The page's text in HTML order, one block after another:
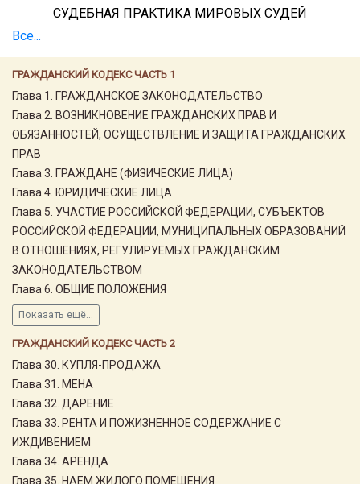
ГРАЖДАНСКИЙ КОДЕКС ЧАСТЬ 1
Глава 1. ГРАЖДАНСКОЕ ЗАКОНОДАТЕЛЬСТВО
Глава 2. ВОЗНИКНОВЕНИЕ ГРАЖДАНСКИХ ПРАВ И
ОБЯЗАННОСТЕЙ, ОСУЩЕСТВЛЕНИЕ И ЗАЩИТА ГРАЖДАНСКИХ
ПРАВ
Глава 3. ГРАЖДАНЕ (ФИЗИЧЕСКИЕ ЛИЦА)
Глава 4. ЮРИДИЧЕСКИЕ ЛИЦА
Глава 5. УЧАСТИЕ РОССИЙСКОЙ ФЕДЕРАЦИИ, СУБЪЕКТОВ
РОССИЙСКОЙ ФЕДЕРАЦИИ, МУНИЦИПАЛЬНЫХ ОБРАЗОВАНИЙ
В ОТНОШЕНИЯХ, РЕГУЛИРУЕМЫХ ГРАЖДАНСКИМ
ЗАКОНОДАТЕЛЬСТВОМ
Глава 6. ОБЩИЕ ПОЛОЖЕНИЯ
Показать ещё...
ГРАЖДАНСКИЙ КОДЕКС ЧАСТЬ 2
Глава 30. КУПЛЯ-ПРОДАЖА
Глава 31. МЕНА
Глава 32. ДАРЕНИЕ
Глава 33. РЕНТА И ПОЖИЗНЕННОЕ СОДЕРЖАНИЕ С
ИЖДИВЕНИЕМ
Глава 34. АРЕНДА
Глава 35. НАЕМ ЖИЛОГО ПОМЕЩЕНИЯ
СУДЕБНАЯ ПРАКТИКА МИРОВЫХ СУДЕЙ
Все...